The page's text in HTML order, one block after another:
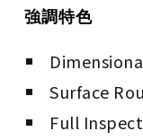
強調特色
Surface
Full